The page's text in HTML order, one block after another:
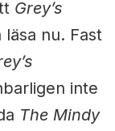
Grey’s
nu. Fast
inte
The Mindy